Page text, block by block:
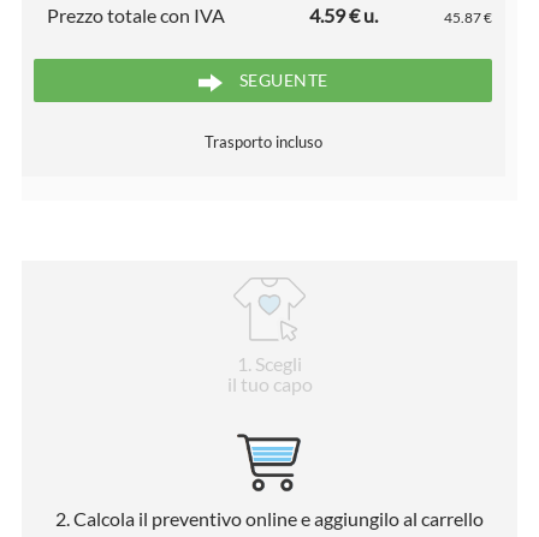
Prezzo totale con IVA 4.59 € u. 45.87 €
SEGUENTE
Trasporto incluso
1 . Scegli
il tuo capo
2 . Calcola il preventivo online e aggiungilo al carrello